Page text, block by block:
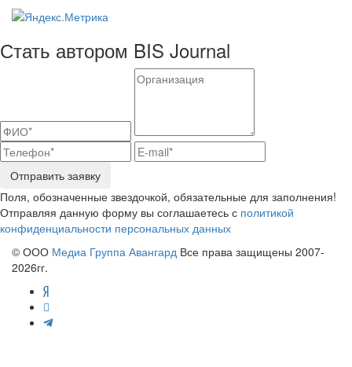
Стать автором BIS Journal
Отправить заявку
Поля, обозначенные звездочкой, обязательные для заполнения!
Отправляя данную форму вы соглашаетесь с политикой
конфиденциальности персональных данных
© ООО Медиа Группа Авангард Все права защищены 2007-
2026гг.